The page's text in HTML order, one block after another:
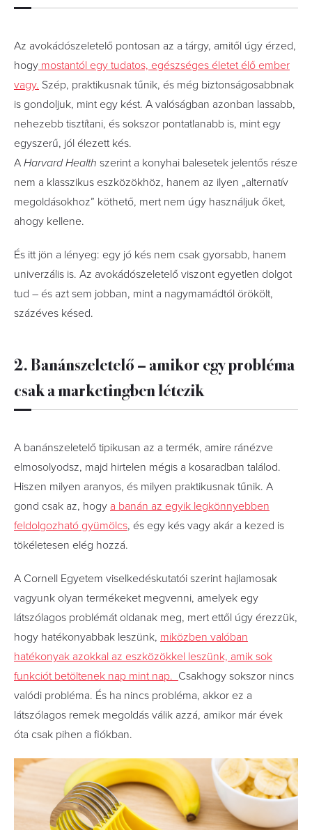
Az avokádószeletelő pontosan az a tárgy, amitől úgy érzed,
hogy mostantól egy tudatos, egészséges életet élő ember
vagy. Szép, praktikusnak tűnik, és még biztonságosabbnak
is gondoljuk, mint egy kést. A valóságban azonban lassabb,
nehezebb tisztítani, és sokszor pontatlanabb is, mint egy
egyszerű, jól élezett kés.
A Harvard Health szerint a konyhai balesetek jelentős része
nem a klasszikus eszközökhöz, hanem az ilyen „alternatív
megoldásokhoz” köthető, mert nem úgy használjuk őket,
ahogy kellene.
És itt jön a lényeg: egy jó kés nem csak gyorsabb, hanem
univerzális is. Az avokádószeletelő viszont egyetlen dolgot
tud – és azt sem jobban, mint a nagymamádtól örökölt,
százéves késed.
2. Banánszeletelő – amikor egy probléma
csak a marketingben létezik
A banánszeletelő tipikusan az a termék, amire ránézve
elmosolyodsz, majd hirtelen mégis a kosaradban találod.
Hiszen milyen aranyos, és milyen praktikusnak tűnik. A
gond csak az, hogy a banán az egyik legkönnyebben
feldolgozható gyümölcs, és egy kés vagy akár a kezed is
tökéletesen elég hozzá.
A Cornell Egyetem viselkedéskutatói szerint hajlamosak
vagyunk olyan termékeket megvenni, amelyek egy
látszólagos problémát oldanak meg, mert ettől úgy érezzük,
hogy hatékonyabbak leszünk, miközben valóban
hatékonyak azokkal az eszközökkel leszünk, amik sok
funkciót betöltenek nap mint nap. Csakhogy sokszor nincs
valódi probléma. És ha nincs probléma, akkor ez a
látszólagos remek megoldás válik azzá, amikor már évek
óta csak pihen a fiókban.